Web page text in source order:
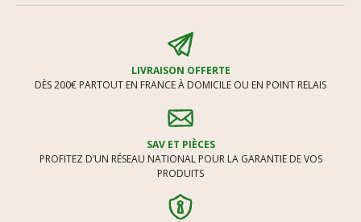
LIVRAISON OFFERTE
DÈS 200€ PARTOUT EN FRANCE À DOMICILE OU EN POINT RELAIS
SAV ET PIÈCES
PROFITEZ D’UN RÉSEAU NATIONAL POUR LA GARANTIE DE VOS
PRODUITS